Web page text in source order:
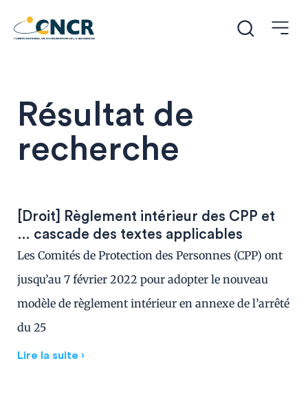
Résultat de
recherche
[Droit] Règlement intérieur des CPP et
… cascade des textes applicables
Les Comités de Protection des Personnes (CPP) ont
jusqu’au 7 février 2022 pour adopter le nouveau
modèle de règlement intérieur en annexe de l’arrêté
du 25
Lire la suite ›